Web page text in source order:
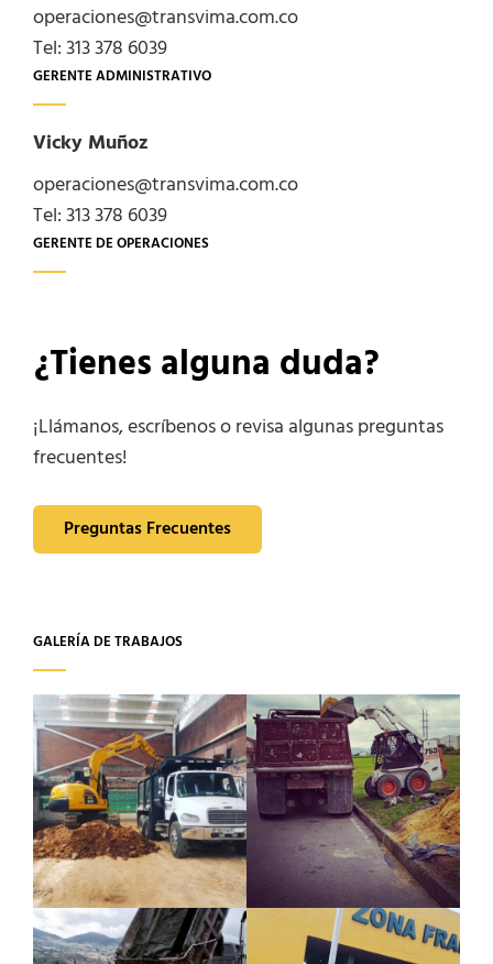
operaciones@transvima.com.co
Tel: 313 378 6039
GERENTE ADMINISTRATIVO
Vicky Muñoz
operaciones@transvima.com.co
Tel: 313 378 6039
GERENTE DE OPERACIONES
¿Tienes alguna duda?
¡Llámanos, escríbenos o revisa algunas preguntas
frecuentes!
Preguntas Frecuentes
GALERÍA DE TRABAJOS